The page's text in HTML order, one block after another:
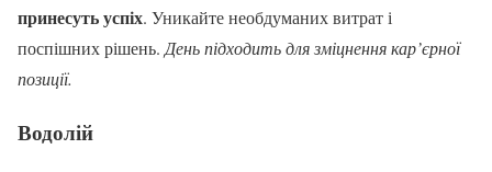
принесуть успіх. Уникайте необдуманих витрат і
поспішних рішень. День підходить для зміцнення кар’єрної
позиції.
Водолій